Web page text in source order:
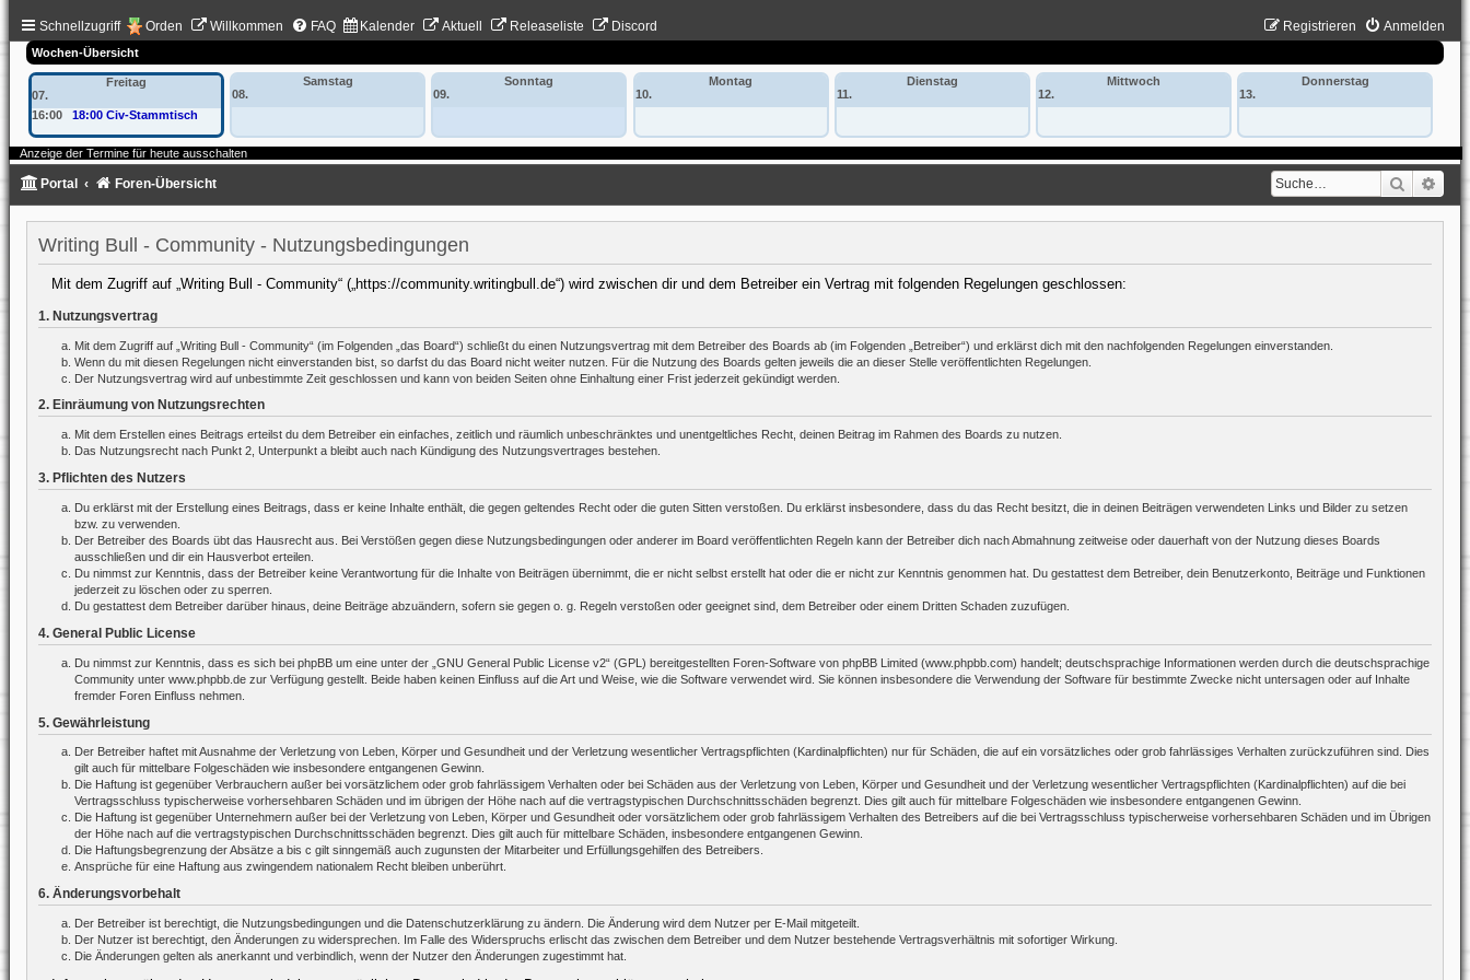
Schnellzugriff Orden Willkommen FAQ Kalender Aktuell Releaseliste Discord Anmelden
Registrieren
Wochen-Übersicht
Freitag
07.
16:00
18:00 Civ-Stammtisch
Samstag
08.
Sonntag
09.
Montag
10.
Dienstag
11.
Mittwoch
12.
Donnerstag
13.
Anzeige der Termine für heute ausschalten
Suche
Portal Foren-Übersicht
Writing Bull - Community - Nutzungsbedingungen
Mit dem Zugriff auf „Writing Bull - Community“ („https://community.writingbull.de“) wird zwischen dir und dem Betreiber ein Vertrag mit folgenden Regelungen geschlossen:
1. Nutzungsvertrag
Mit dem Zugriff auf „Writing Bull - Community“ (im Folgenden „das Board“) schließt du einen Nutzungsvertrag mit dem Betreiber des Boards ab (im Folgenden „Betreiber“) und erklärst dich mit den nachfolgenden Regelungen einverstanden.
Wenn du mit diesen Regelungen nicht einverstanden bist, so darfst du das Board nicht weiter nutzen. Für die Nutzung des Boards gelten jeweils die an dieser Stelle veröffentlichten Regelungen.
Der Nutzungsvertrag wird auf unbestimmte Zeit geschlossen und kann von beiden Seiten ohne Einhaltung einer Frist jederzeit gekündigt werden.
2. Einräumung von Nutzungsrechten
Mit dem Erstellen eines Beitrags erteilst du dem Betreiber ein einfaches, zeitlich und räumlich unbeschränktes und unentgeltliches Recht, deinen Beitrag im Rahmen des Boards zu nutzen.
Das Nutzungsrecht nach Punkt 2, Unterpunkt a bleibt auch nach Kündigung des Nutzungsvertrages bestehen.
3. Pflichten des Nutzers
Du erklärst mit der Erstellung eines Beitrags, dass er keine Inhalte enthält, die gegen geltendes Recht oder die guten Sitten verstoßen. Du erklärst insbesondere, dass du das Recht besitzt, die in deinen Beiträgen verwendeten Links und Bilder zu setzen
bzw. zu verwenden.
Der Betreiber des Boards übt das Hausrecht aus. Bei Verstößen gegen diese Nutzungsbedingungen oder anderer im Board veröffentlichten Regeln kann der Betreiber dich nach Abmahnung zeitweise oder dauerhaft von der Nutzung dieses Boards
ausschließen und dir ein Hausverbot erteilen.
Du nimmst zur Kenntnis, dass der Betreiber keine Verantwortung für die Inhalte von Beiträgen übernimmt, die er nicht selbst erstellt hat oder die er nicht zur Kenntnis genommen hat. Du gestattest dem Betreiber, dein Benutzerkonto, Beiträge und Funktionen
jederzeit zu löschen oder zu sperren.
Du gestattest dem Betreiber darüber hinaus, deine Beiträge abzuändern, sofern sie gegen o. g. Regeln verstoßen oder geeignet sind, dem Betreiber oder einem Dritten Schaden zuzufügen.
4. General Public License
Du nimmst zur Kenntnis, dass es sich bei phpBB um eine unter der „ GNU General Public License v2“ (GPL) bereitgestellten Foren-Software von phpBB Limited (www.phpbb.com) handelt; deutschsprachige Informationen werden durch die deutschsprachige
Community unter www.phpbb.de zur Verfügung gestellt. Beide haben keinen Einfluss auf die Art und Weise, wie die Software verwendet wird. Sie können insbesondere die Verwendung der Software für bestimmte Zwecke nicht untersagen oder auf Inhalte
fremder Foren Einfluss nehmen.
5. Gewährleistung
Der Betreiber haftet mit Ausnahme der Verletzung von Leben, Körper und Gesundheit und der Verletzung wesentlicher Vertragspflichten (Kardinalpflichten) nur für Schäden, die auf ein vorsätzliches oder grob fahrlässiges Verhalten zurückzuführen sind. Dies
gilt auch für mittelbare Folgeschäden wie insbesondere entgangenen Gewinn.
Die Haftung ist gegenüber Verbrauchern außer bei vorsätzlichem oder grob fahrlässigem Verhalten oder bei Schäden aus der Verletzung von Leben, Körper und Gesundheit und der Verletzung wesentlicher Vertragspflichten (Kardinalpflichten) auf die bei
Vertragsschluss typischerweise vorhersehbaren Schäden und im übrigen der Höhe nach auf die vertragstypischen Durchschnittsschäden begrenzt. Dies gilt auch für mittelbare Folgeschäden wie insbesondere entgangenen Gewinn.
Die Haftung ist gegenüber Unternehmern außer bei der Verletzung von Leben, Körper und Gesundheit oder vorsätzlichem oder grob fahrlässigem Verhalten des Betreibers auf die bei Vertragsschluss typischerweise vorhersehbaren Schäden und im Übrigen
der Höhe nach auf die vertragstypischen Durchschnittsschäden begrenzt. Dies gilt auch für mittelbare Schäden, insbesondere entgangenen Gewinn.
Die Haftungsbegrenzung der Absätze a bis c gilt sinngemäß auch zugunsten der Mitarbeiter und Erfüllungsgehilfen des Betreibers.
Ansprüche für eine Haftung aus zwingendem nationalem Recht bleiben unberührt.
6. Änderungsvorbehalt
Der Betreiber ist berechtigt, die Nutzungsbedingungen und die Datenschutzerklärung zu ändern. Die Änderung wird dem Nutzer per E-Mail mitgeteilt.
Der Nutzer ist berechtigt, den Änderungen zu widersprechen. Im Falle des Widerspruchs erlischt das zwischen dem Betreiber und dem Nutzer bestehende Vertragsverhältnis mit sofortiger Wirkung.
Die Änderungen gelten als anerkannt und verbindlich, wenn der Nutzer den Änderungen zugestimmt hat.